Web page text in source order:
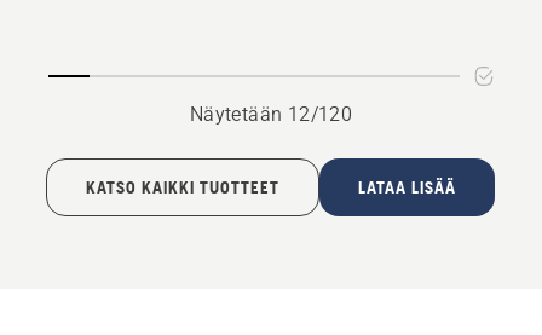
Näytetään 12/120
KATSO KAIKKI TUOTTEET LATAA LISÄÄ